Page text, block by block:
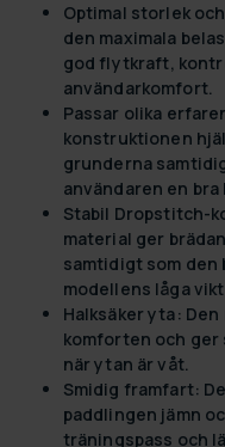
Optimal storlek
den maximala
god flytkraft,
användarkomfort.
Passar olika
konstruktionen
grunderna
användaren en
Stabil Dropstitch-
material ger
samtidigt som den
modellens låga
Halksäker yta: Den
komforten och ger
när ytan är våt.
Smidig framfart:
paddlingen jämn
träningspass och